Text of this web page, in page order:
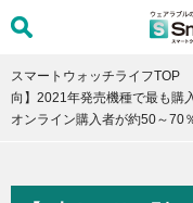
スマートウォッチライフTOP
向】2021年発売機種で最も購
オンライン購入者が約50～70